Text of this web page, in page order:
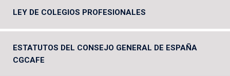
LEY DE COLEGIOS PROFESIONALES
ESTATUTOS DEL CONSEJO GENERAL DE ESPAÑA
CGCAFE